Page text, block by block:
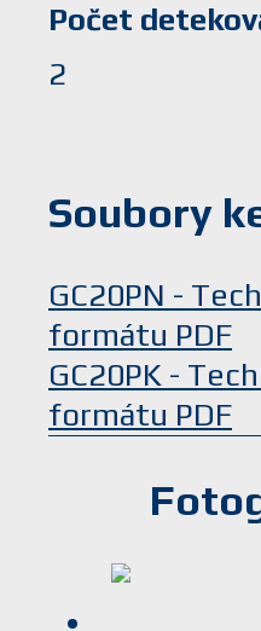
Počet
2
Soubory
GC20PN -
formátu PDF
GC20PK -
formátu PDF